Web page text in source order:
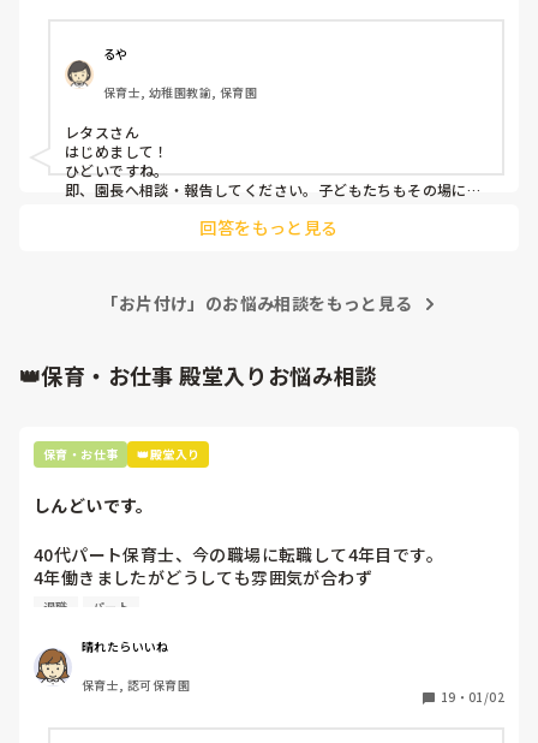
るや
保育士, 幼稚園教諭, 保育園
レタスさん
はじめまして！
ひどいですね。
即、園長へ相談・報告してください。子どもたちもその場にい
子どもたちも見ていますよね？
レタスさんも嫌な想いをされていると思いますが、子どもたち
い。
「私は困っています」というスタンスで相談してみてください
回答をもっと見る
「お片付け」のお悩み相談をもっと見る
👑保育・お仕事 殿堂入りお悩み相談
保育・お仕事 👑殿堂入り
しんどいです。
40代パート保育士、今の職場に転職して4年目です。
4年働きましたがどうしても雰囲気が合わず
退職しようと思っています。
周りの職員は、勤続10年以上から何十年という先生がほとん
どです。
保護者子どもの愚痴悪口が多く、
今で言う不適切保育も
退職 パート
晴れたらいいね
保育士, 認可保育園
19 ・ 01/02